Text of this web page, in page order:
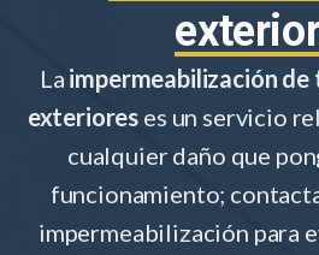
La impermeabilización
exteriores es un servicio
cualquier daño que
funcionamiento;
impermeabilización para